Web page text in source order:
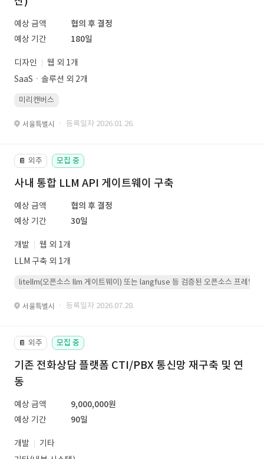
예상 금액
협의 후 결정
예상 기간
180일
디자인
웹 외 1개
SaaSㆍ솔루션 외 2개
미리캔버스
서울특별시 · 등록일자 2026.01.26.
📔 외주 모집 중
사내 통합 LLM API 게이트웨이 구축
예상 금액
협의 후 결정
예상 기간
30일
개발
웹 외 1개
LLM 구축 외 1개
litellm(오픈소스 llm 게이트웨이) 또는 langfuse 등 검증된 오픈소스 프레임워
서울특별시 · 등록일자 2026.07.28.
📔 외주 모집 중
기존 전화상담 플랫폼 CTI/PBX 통신망 재구축 및 연
동
예상 금액
9,000,000원
예상 기간
90일
개발
기타